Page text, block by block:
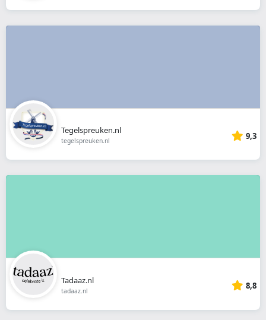
Tegelspreuken.nl
tegelspreuken.nl 9,3
Tadaaz.nl
tadaaz.nl 8,8